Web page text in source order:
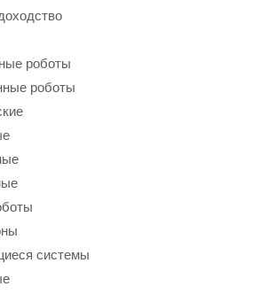
роботы
роботы
системы